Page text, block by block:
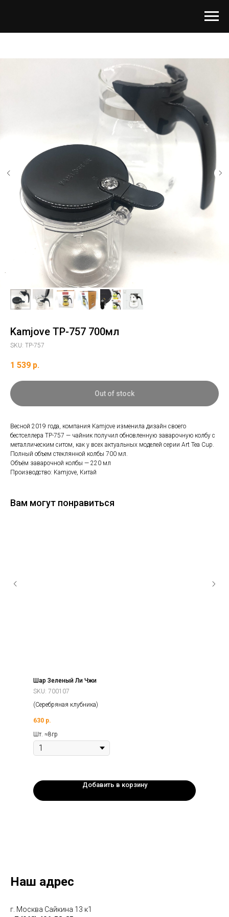
Kamjove TP-757 700мл
SKU: TP-757
1 539 р.
Out of stock
Весной 2019 года, компания Kamjove изменила дизайн своего
бестселлера TP-757 — чайник получил обновленную заварочную колбу с
металлическим ситом, как у всех актуальных моделей серии Art Tea Cup.
Полный объем стеклянной колбы 700 мл.
Объём заварочной колбы — 220 мл
Производство: Kamjove, Китай
Вам могут понравиться
Шар Зеленый Ли Чжи
SKU: 700107
(Серебряная клубника)
630 р.
Шт. ≈8гр
Добавить в корзину
Наш адрес
г. Москва Сайкина 13 к1